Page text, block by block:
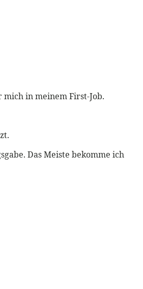
mich in meinem First-Job.
Das Meiste bekomme ich